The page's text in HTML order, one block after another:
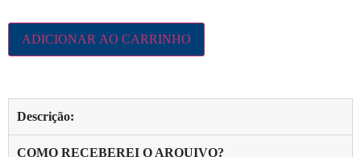
ADICIONAR AO CARRINHO
Descrição:
COMO RECEBEREI O ARQUIVO?